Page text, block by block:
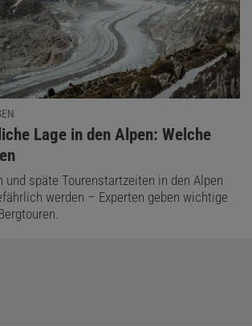
Lage in den Alpen: Welche
und späte Tourenstartzeiten in den Alpen
werden – Experten geben wichtige